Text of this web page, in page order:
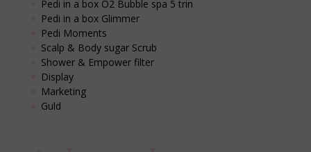
Pedi in a box O2 Bubble spa 5 trin
Pedi in a box Glimmer
Pedi Moments
Scalp & Body sugar Scrub
Shower & Empower filter
Display
Marketing
Guld